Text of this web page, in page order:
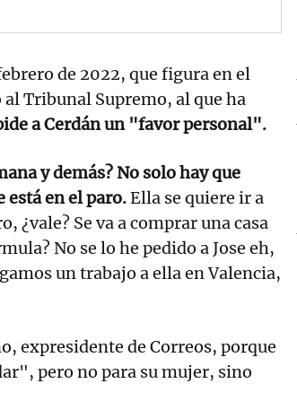
de 2022, que figura en el
Tribunal Supremo, al que ha
a Cerdán un "favor personal".
y demás? No solo hay que
está en el paro.Ella se quiere ir a
¿vale? Se va a comprar una casa
No se lo he pedido a Jose eh,
un trabajo a ella en Valencia,
expresidente de Correos, porque
pero no para su mujer, sino